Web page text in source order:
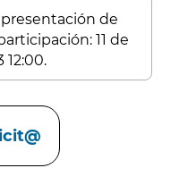
de
11 de
12:00.